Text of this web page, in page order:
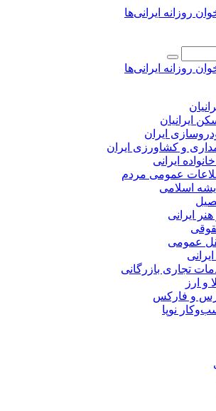
ایرانیان
ایران
و کشاورزی ایران
ایرانی
عمومی مردم
اسلامی
ایرانی
عمومی
تجاری بازرگانی
و ارز
و فارکس
نوپا